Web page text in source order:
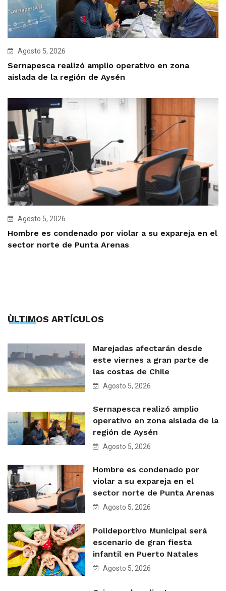
Agosto 5, 2026
Sernapesca realizó amplio operativo en zona
aislada de la región de Aysén
Agosto 5, 2026
Hombre es condenado por violar a su expareja en el
sector norte de Punta Arenas
ÙLTIMOS ARTÍCULOS
Marejadas afectarán desde
este viernes a gran parte de
las costas de Chile
Agosto 5, 2026
Sernapesca realizó amplio
operativo en zona aislada de la
región de Aysén
Agosto 5, 2026
Hombre es condenado por
violar a su expareja en el
sector norte de Punta Arenas
Agosto 5, 2026
Polideportivo Municipal será
escenario de gran fiesta
infantil en Puerto Natales
Agosto 5, 2026